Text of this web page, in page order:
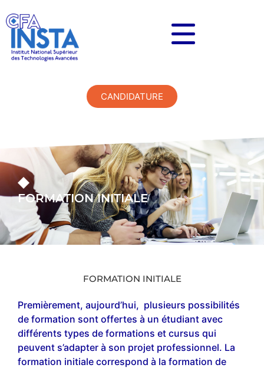
CANDIDATURE
FORMATION INITIALE
FORMATION INITIALE
Premièrement, aujourd’hui, plusieurs possibilités
de formation sont offertes à un étudiant avec
différents types de formations et cursus qui
peuvent s’adapter à son projet professionnel. La
formation initiale correspond à la formation de